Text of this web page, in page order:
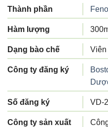
Thành phần
Hàm lượng
Dạng bào chế Viên
Công ty đăng ký
Số đăng ký VD-
Công ty sản xuất